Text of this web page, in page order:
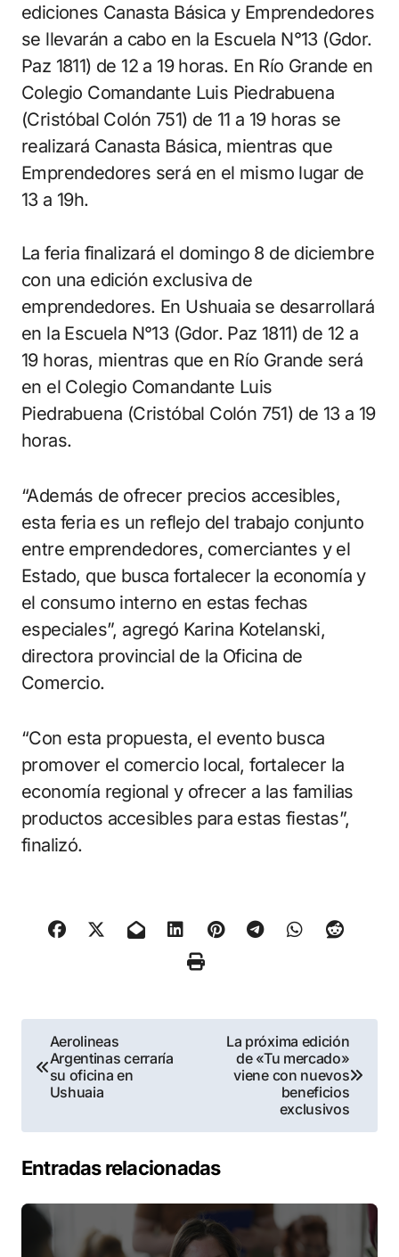
ediciones Canasta Básica y Emprendedores
se llevarán a cabo en la Escuela N°13 (Gdor.
Paz 1811) de 12 a 19 horas. En Río Grande en
Colegio Comandante Luis Piedrabuena
(Cristóbal Colón 751) de 11 a 19 horas se
realizará Canasta Básica, mientras que
Emprendedores será en el mismo lugar de
13 a 19h.
La feria finalizará el domingo 8 de diciembre
con una edición exclusiva de
emprendedores. En Ushuaia se desarrollará
en la Escuela N°13 (Gdor. Paz 1811) de 12 a
19 horas, mientras que en Río Grande será
en el Colegio Comandante Luis
Piedrabuena (Cristóbal Colón 751) de 13 a 19
horas.
“Además de ofrecer precios accesibles,
esta feria es un reflejo del trabajo conjunto
entre emprendedores, comerciantes y el
Estado, que busca fortalecer la economía y
el consumo interno en estas fechas
especiales”, agregó Karina Kotelanski,
directora provincial de la Oficina de
Comercio.
“Con esta propuesta, el evento busca
promover el comercio local, fortalecer la
economía regional y ofrecer a las familias
productos accesibles para estas fiestas”,
finalizó.
Navegación
de
Aerolineas
Argentinas cerraría
su oficina en
Ushuaia
La próxima edición
de «Tu mercado»
viene con nuevos
beneficios
exclusivos
Entradas relacionadas